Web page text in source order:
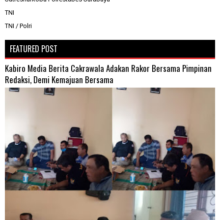
TNI
TNI / Polri
FEATURED POST
Kabiro Media Berita Cakrawala Adakan Rakor Bersama Pimpinan
Redaksi, Demi Kemajuan Bersama